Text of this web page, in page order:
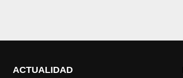
ACTUALIDAD